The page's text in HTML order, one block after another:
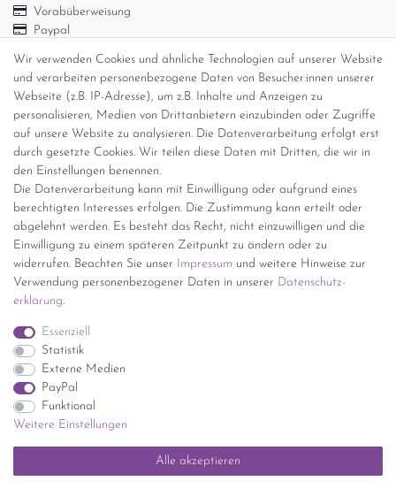
Wir verwenden Cookies und ähnliche Technologien auf unserer Website
und verarbeiten personenbezogene Daten von Besucher:innen unserer
Webseite (z.B. IP-Adresse), um z.B. Inhalte und Anzeigen zu
personalisieren, Medien von Drittanbietern einzubinden oder Zugriffe
auf unsere Website zu analysieren. Die Datenverarbeitung erfolgt erst
durch gesetzte Cookies. Wir teilen diese Daten mit Dritten, die wir in
den Einstellungen benennen.
Die Datenverarbeitung kann mit Einwilligung oder aufgrund eines
berechtigten Interesses erfolgen. Die Zustimmung kann erteilt oder
abgelehnt werden. Es besteht das Recht, nicht einzuwilligen und die
Einwilligung zu einem späteren Zeitpunkt zu ändern oder zu
widerrufen. Beachten Sie unser Impressum und weitere Hinweise zur
Verwendung personenbezogener Daten in unserer Daten­schutz­
erklärung.
Essenziell
Statistik
Externe Medien
PayPal
Funktional
Weitere Einstellungen
Alle akzeptieren
Vorabüberweisung
Paypal
Versandinformationen
Versand per GLS (6,90 Euro) oder DHL (8,49 Euro ) inkl. MwSt.
(innerhalb Deutschlands)
kostenfreie Lieferung ab 150 Euro Warenwert (innerhalb
Deutschlands)
Übersicht Internationale Versandkosten
Wir kaufen an
Sie haben zuviel Porzellan im Schrank? Gerne kaufen wir dieses an.
Einfach unverbindliches Angebot anfordern.
*Endpreis inkl. MwSt. (Dieser Artikel unterliegt gem. § 25a
UStG der Differenzbesteuerung, ein Ausweis der
Mehrwertsteuer auf der Rechnung erfolgt nicht.)
Impressum Daten­schutz­erklärung